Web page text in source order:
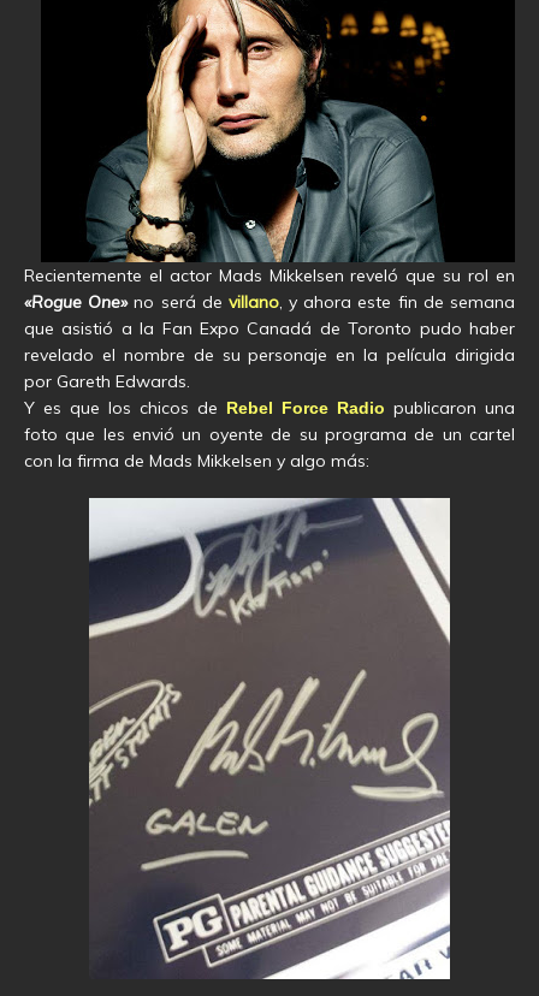
Recientemente el actor Mads Mikkelsen reveló que su rol en
«Rogue One»no será de villano, y ahora este fin de semana
que asistió a la Fan Expo Canadá de Toronto pudo haber
revelado el nombre de su personaje en la película dirigida
por Gareth Edwards.
Y es que los chicos de Rebel Force Radio publicaron una
foto que les envió un oyente de su programa de un cartel
con la firma de Mads Mikkelsen y algo más: